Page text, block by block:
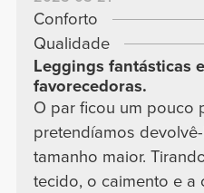
Conforto
Qualidade
Leggings fantásticas
favorecedoras.
O par ficou um pouco
pretendíamos
tamanho maior.
tecido, o caimento e a